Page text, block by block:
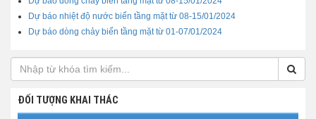
Dự báo nhiệt độ nước biển tầng mặt từ 08-15/01/2024
Dự báo dòng chảy biển tầng mặt từ 01-07/01/2024
ĐỐI TƯỢNG KHAI THÁC